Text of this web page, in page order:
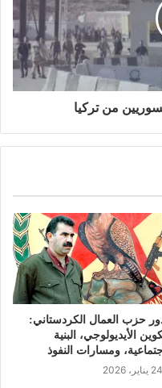
من تركيا
حزب العمال الكردستاني:
الأيديولوجي، البنية
ومسارات النفوذ
24 يناير، 2026